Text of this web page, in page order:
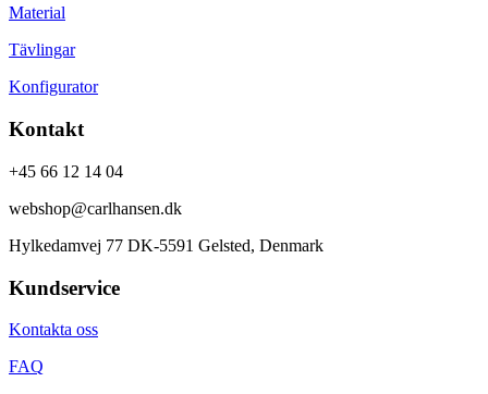
Material
Tävlingar
Konfigurator
Kontakt
+45 66 12 14 04
webshop@carlhansen.dk
Hylkedamvej 77 DK-5591 Gelsted, Denmark
Kundservice
Kontakta oss
FAQ